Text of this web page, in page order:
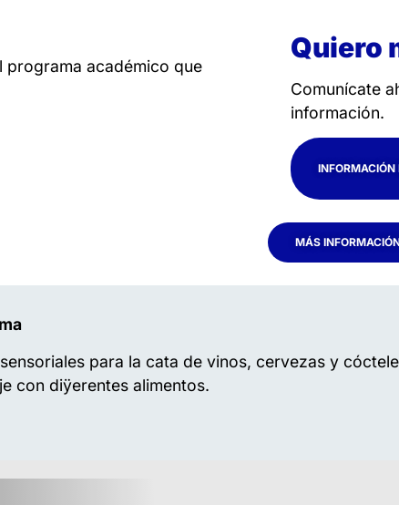
programa académico que
Quiero
Comunícate
información.
MÁS
para la cata de vinos, cervezas y
con diÿerentes alimentos.